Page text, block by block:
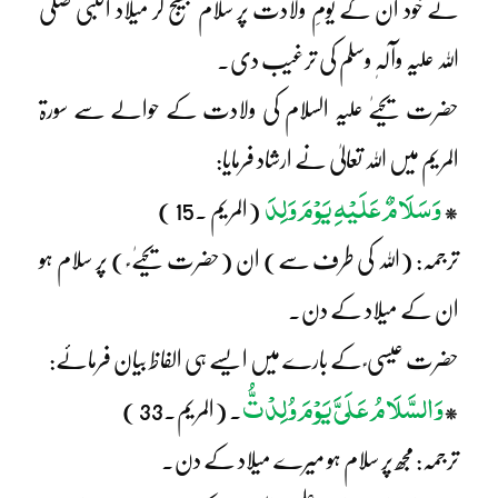
نے خود ان کے یومِ ولادت پر سلام بھیج کر میلاد النبی صلی
اللہ علیہ وآلہٖ وسلم کی ترغیب دی۔
حضرت یحیےٰ علیہ السلام کی ولادت کے حوالے سے سورۃ
المریم میں اللہ تعالیٰ نے ارشاد فرمایا:
*وَسَلَامٌ عَلَیْہِ یَوْمَ وَلِدَ (المریم ۔15 )
ترجمہ: (اللہ کی طرف سے) ان (حضرت یحیےٰ ؑ ) پر سلام ہو
ان کے میلاد کے دن۔
حضرت عیسی ؑ کے بارے میں ایسے ہی الفاظ بیان فرمائے:
*وَالسَّلَامُ عَلَیَّ یَوْمَ وُلِدْتُّ ۔ (المریم۔33 )
ترجمہ: مجھ پر سلام ہو میرے میلاد کے دن۔